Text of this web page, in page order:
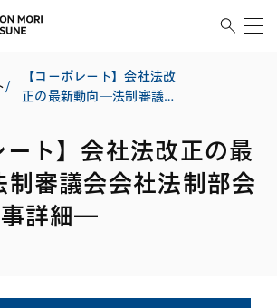
/
【コーポレート】会社法改
正の最新動向―法制審議会
ート】会社法改正の最
審議会会社法制部会
詳細―